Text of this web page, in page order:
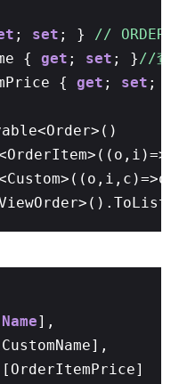
; set ; }
// ORDER
{ get ; set ; } //查
{ get ; set ; }
Name],
[OrderItemPrice]